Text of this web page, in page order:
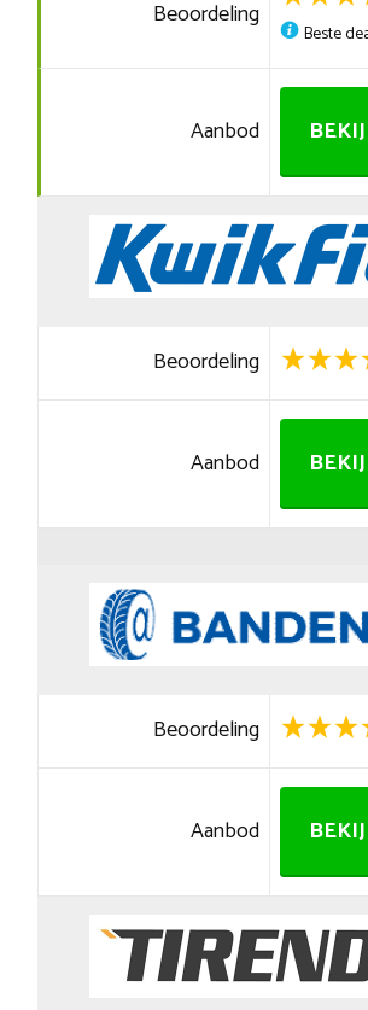
Beoordeling
Beste
Aanbod
Beoordeling
Aanbod
Beoordeling
Aanbod